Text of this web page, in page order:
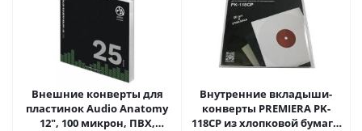
Внешние конверты для
пластинок Audio Anatomy
12", 100 микрон, ПВХ,
Внутренние вкладыши-
конверты PREMIERA PK-
118CP из хлопковой бумаги